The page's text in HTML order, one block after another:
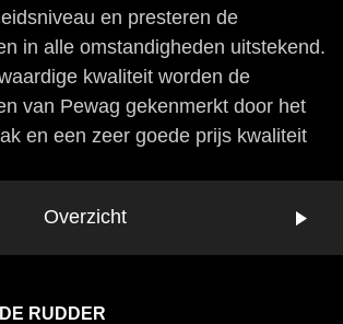
en presteren de
in alle omstandigheden uitstekend.
kwaliteit worden de
van Pewag gekenmerkt door het
en een zeer goede prijs kwaliteit
Overzicht
RUDDER